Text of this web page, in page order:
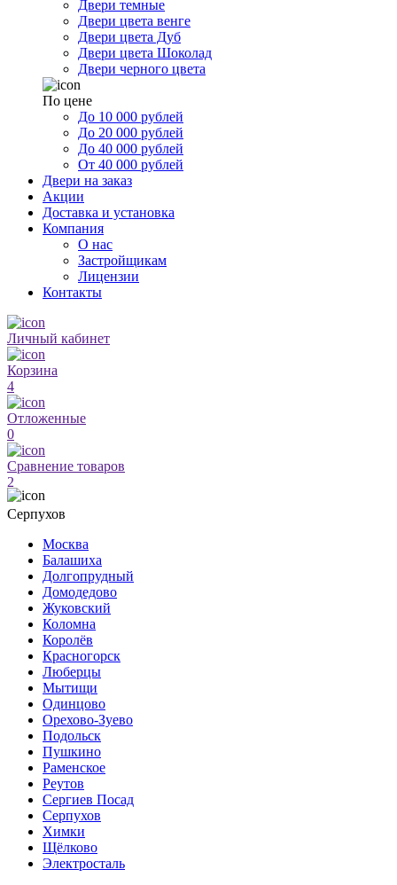
Двери темные
Двери цвета венге
Двери цвета Дуб
Двери цвета Шоколад
Двери черного цвета
По цене
До 10 000 рублей
До 20 000 рублей
До 40 000 рублей
От 40 000 рублей
Двери на заказ
Акции
Доставка и установка
Компания
О нас
Застройщикам
Лицензии
Контакты
Личный кабинет
Корзина
4
Отложенные
0
Сравнение товаров
2
Серпухов
Москва
Балашиха
Долгопрудный
Домодедово
Жуковский
Коломна
Королёв
Красногорск
Люберцы
Мытищи
Одинцово
Орехово-Зуево
Подольск
Пушкино
Раменское
Реутов
Сергиев Посад
Серпухов
Химки
Щёлково
Электросталь